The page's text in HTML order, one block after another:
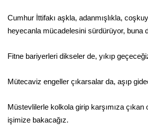
Cumhur İttifakı aşkla, adanmışlıkla,
heyecanla mücadelesini sürdürüyor, buna
Fitne bariyerleri dikseler de, yıkıp
Mütecaviz engeller çıkarsalar da, aşıp
Müstevlilerle kolkola girip karşımıza çıkan
işimize bakacağız.